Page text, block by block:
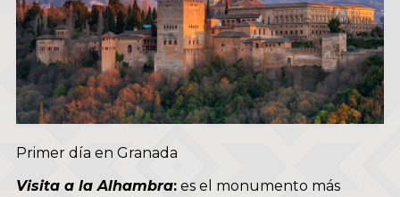
Primer día en Granada
Visita a la Alhambra: es el monumento más